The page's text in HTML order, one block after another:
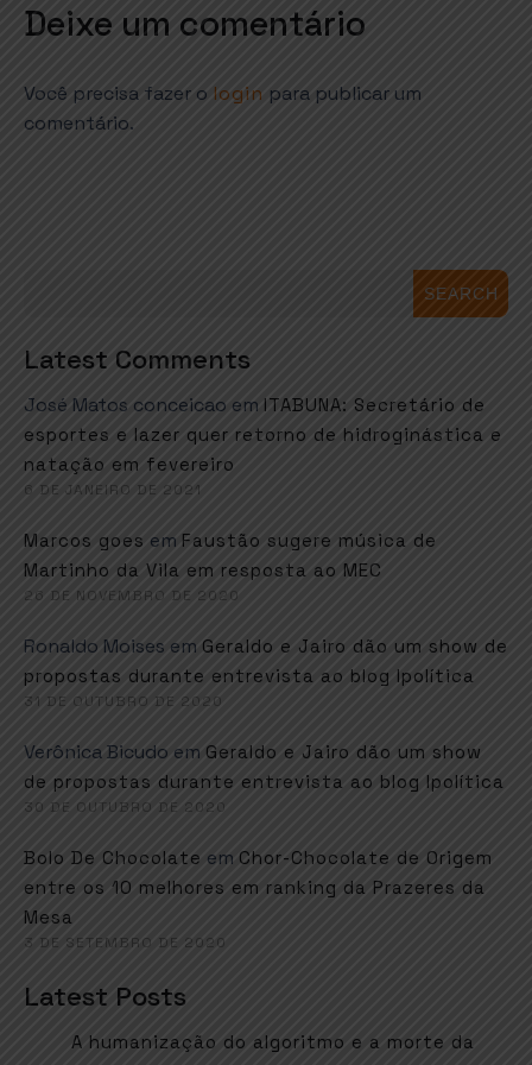
Deixe um comentário
Você precisa fazer o login para publicar um
comentário.
SEARCH
Latest Comments
José Matos conceicao em ITABUNA: Secretário de
esportes e lazer quer retorno de hidroginástica e
natação em fevereiro
6 DE JANEIRO DE 2021
Marcos goes em Faustão sugere música de
Martinho da Vila em resposta ao MEC
26 DE NOVEMBRO DE 2020
Ronaldo Moises em Geraldo e Jairo dão um show de
propostas durante entrevista ao blog Ipolítica
31 DE OUTUBRO DE 2020
Verônica Bicudo em Geraldo e Jairo dão um show
de propostas durante entrevista ao blog Ipolítica
30 DE OUTUBRO DE 2020
Bolo De Chocolate em Chor-Chocolate de Origem
entre os 10 melhores em ranking da Prazeres da
Mesa
3 DE SETEMBRO DE 2020
Latest Posts
A humanização do algoritmo e a morte da